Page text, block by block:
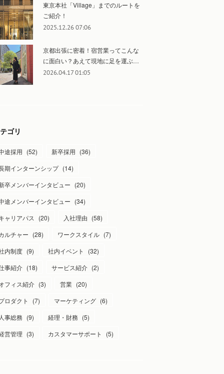
東京本社「Village」までのルートを
ご紹介！
2025.12.26 07:06
京都出張に密着！宿営業ってこんな
に面白い？あえて現地に足を運ぶ…
2026.04.17 01:05
ゴリ
途採用 (52) 新卒採用 (36)
期インターンシップ (14)
卒メンバーインタビュー (20)
途メンバーインタビュー (34)
ャリアパス
(20) 入社理由 (58)
ルチャー (28) ワークスタイル (7)
内制度 (9) 社内イベント (32)
事紹介 (18) サービス紹介 (2)
フィス紹介 (3) 営業 (20)
ロダクト
(7) マーケティング (6)
人事総務 (9) 経理・財務 (5)
営管理 (3) カスタマーサポート (5)